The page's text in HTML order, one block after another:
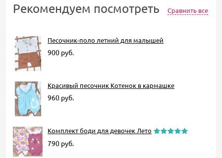
Рекомендуем посмотреть Сравнить все
Песочник-поло летний для малышей
900 руб.
Красивый песочник Котенок в кармашке
960 руб.
Комплект боди для девочек Лето
790 руб.